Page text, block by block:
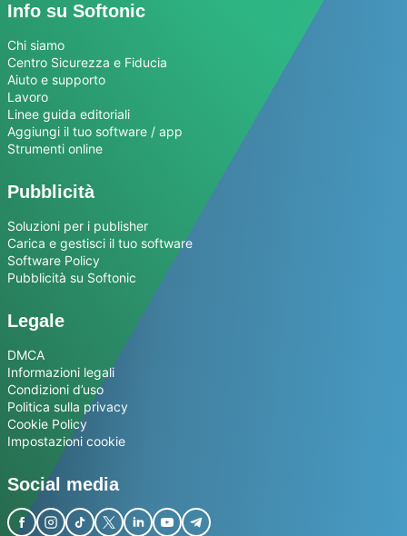
Info su Softonic
Chi siamo
Centro Sicurezza e Fiducia
Aiuto e supporto
Lavoro
Linee guida editoriali
Aggiungi il tuo software / app
Strumenti online
Pubblicità
Soluzioni per i publisher
Carica e gestisci il tuo software
Software Policy
Pubblicità su Softonic
Legale
DMCA
Informazioni legali
Condizioni d’uso
Politica sulla privacy
Cookie Policy
Impostazioni cookie
Social media